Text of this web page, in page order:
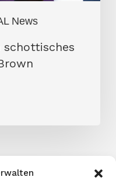
News
schottisches